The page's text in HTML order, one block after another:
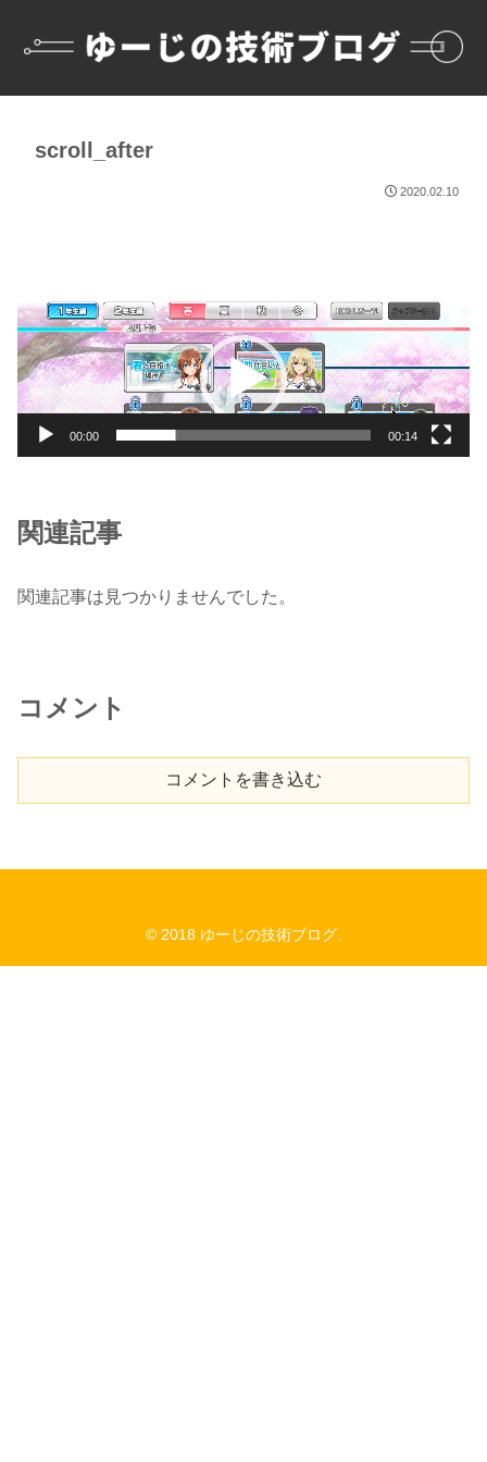
scroll_after
2020.02.10
動
画
プ
レ
00:00 00:14
関連記事
関連記事は見つかりませんでした。
コメント
コメントを書き込む
© 2018 ゆーじの技術ブログ.